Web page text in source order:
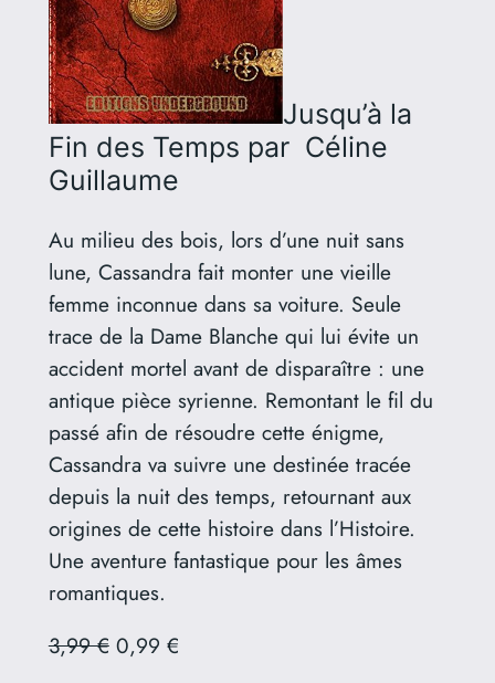
Jusqu’à la
Fin des Temps par Céline
Guillaume
Au milieu des bois, lors d’une nuit sans
lune, Cassandra fait monter une vieille
femme inconnue dans sa voiture. Seule
trace de la Dame Blanche qui lui évite un
accident mortel avant de disparaître : une
antique pièce syrienne. Remontant le fil du
passé afin de résoudre cette énigme,
Cassandra va suivre une destinée tracée
depuis la nuit des temps, retournant aux
origines de cette histoire dans l’Histoire.
Une aventure fantastique pour les âmes
romantiques.
3,99 €0,99 €